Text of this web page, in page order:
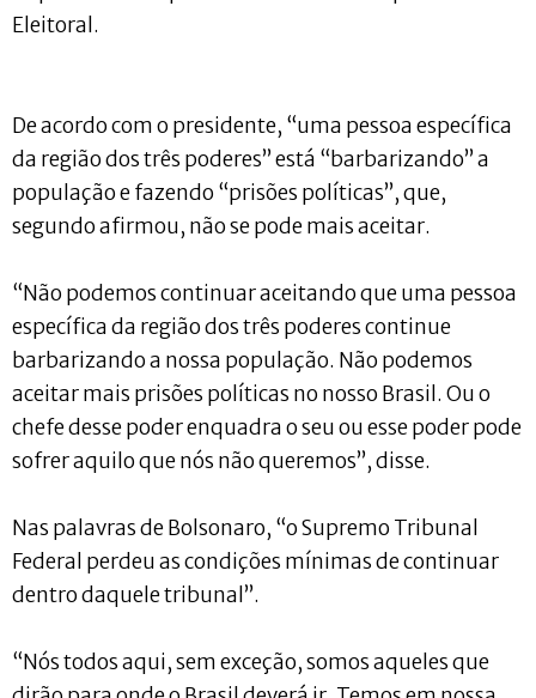
Eleitoral.
De acordo com o presidente, “uma pessoa específica
da região dos três poderes” está “barbarizando” a
população e fazendo “prisões políticas”, que,
segundo afirmou, não se pode mais aceitar.
“Não podemos continuar aceitando que uma pessoa
específica da região dos três poderes continue
barbarizando a nossa população. Não podemos
aceitar mais prisões políticas no nosso Brasil. Ou o
chefe desse poder enquadra o seu ou esse poder pode
sofrer aquilo que nós não queremos”, disse.
Nas palavras de Bolsonaro, “o Supremo Tribunal
Federal perdeu as condições mínimas de continuar
dentro daquele tribunal”.
“Nós todos aqui, sem exceção, somos aqueles que